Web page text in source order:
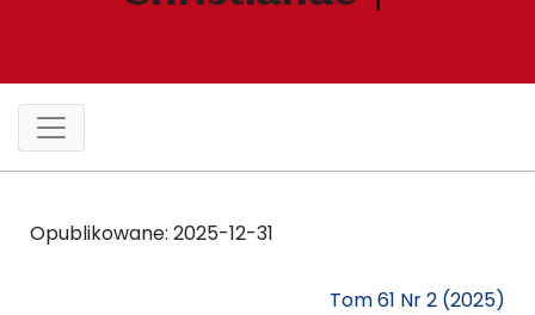
Opublikowane: 2025-12-31
Tom 61 Nr 2 (2025)